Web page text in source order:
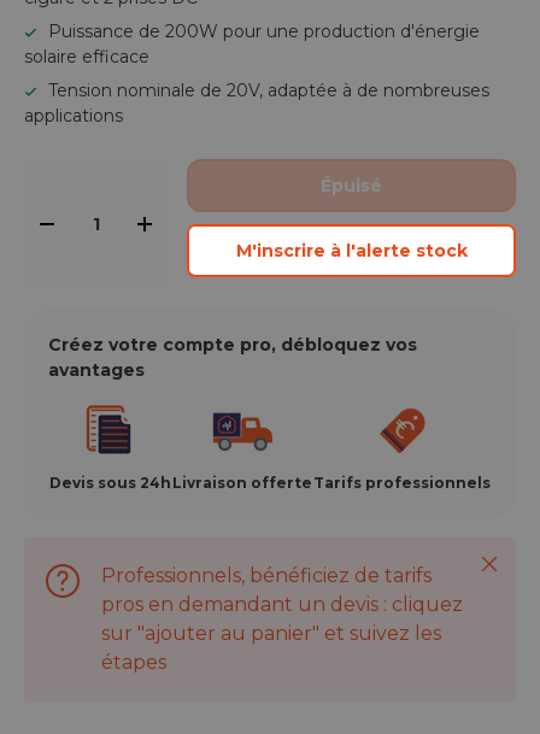
Puissance de 200W pour une production d'énergie
solaire efficace
Tension nominale de 20V, adaptée à de nombreuses
applications
+
Épuisé
M'inscrire à l'alerte stock
Créez votre compte pro, débloquez vos
avantages
Devis sous 24h Livraison offerte Tarifs professionnels
Professionnels, bénéficiez de tarifs
pros en demandant un devis : cliquez
sur "ajouter au panier" et suivez les
étapes